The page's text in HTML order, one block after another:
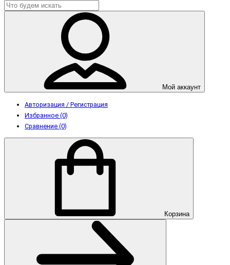
Мой аккаунт
Авторизация / Регистрация
Избранное (0)
Сравнение (0)
Корзина